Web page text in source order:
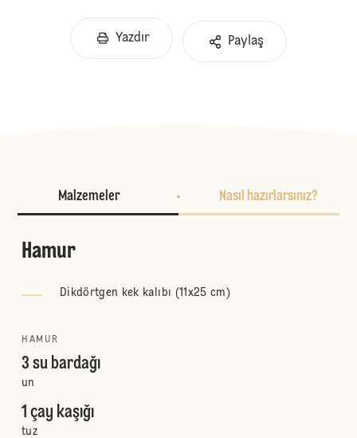
Yazdır Paylaş
Malzemeler Nasıl hazırlarsınız?
Hamur
Dikdörtgen kek kalıbı (11x25 cm)
HAMUR
3 su bardağı
un
1 çay kaşığı
tuz